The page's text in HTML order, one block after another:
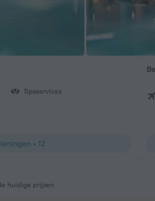
Spaservices
•12
huidige prijzen